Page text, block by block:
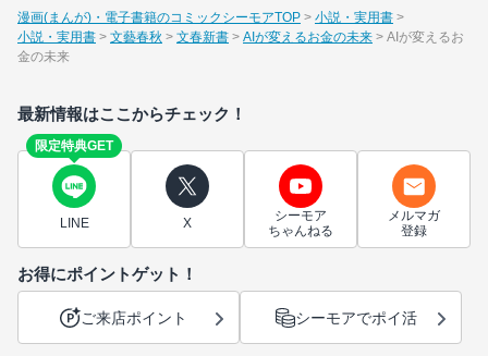
漫画(まんが)・電子書籍のコミックシーモアTOP
小説・実用書
小説・実用書
文藝春秋 文春新書 AIが変えるお金の未来
AIが変えるお
金の未来
最新情報はここからチェック！
限定特典GET
LINE X
シーモア
ちゃんねる
メルマガ
登録
お得にポイントゲット！
ご来店ポイント シーモアでポイ活